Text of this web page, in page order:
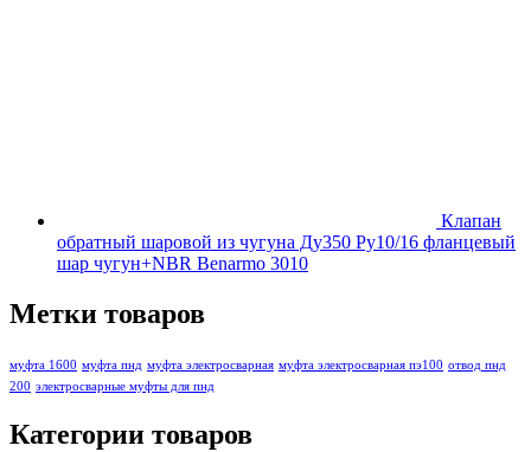
Клапан
обратный шаровой из чугуна Ду350 Ру10/16 фланцевый
шар чугун+NBR Benarmo 3010
Метки товаров
муфта 1600 муфта пнд муфта электросварная муфта электросварная пэ100 отвод пнд
200 электросварные муфты для пнд
Категории товаров